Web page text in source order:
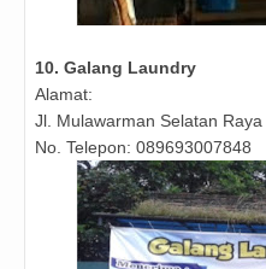
10. Galang Laundry
Alamat:
Jl. Mulawarman Selatan
No. Telepon: 089693007848